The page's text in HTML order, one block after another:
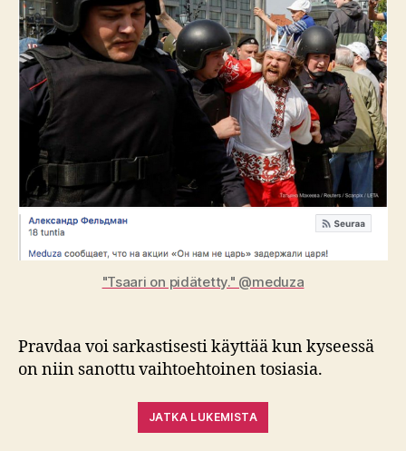
"Tsaari on pidätetty." @meduza
Pravdaa voi sarkastisesti käyttää kun kyseessä
on niin sanottu vaihtoehtoinen tosiasia.
JATKA LUKEMISTA